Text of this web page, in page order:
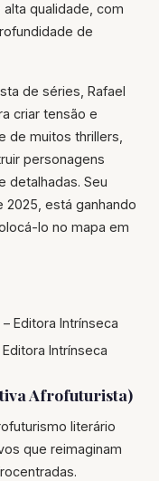
qualidade, com
de
de séries, Rafael
criar tensão e
de muitos thrillers,
personagens
detalhadas. Seu
2025, está ganhando
lo no mapa em
Editora Intrínseca
Intrínseca
Afrofuturista)
literário
que reimaginam